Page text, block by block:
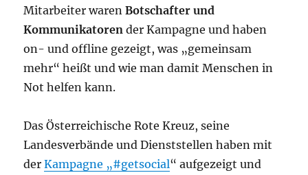
Mitarbeiter warenBotschafter und
Kommunikatoren der Kampagne und haben
on- und offline gezeigt, was „gemeinsam
mehr“ heißt und wie man damit Menschen in
Not helfen kann.
Das Österreichische Rote Kreuz, seine
Landesverbände und Dienststellen haben mit
derKampagne „#getsocial“ aufgezeigt und